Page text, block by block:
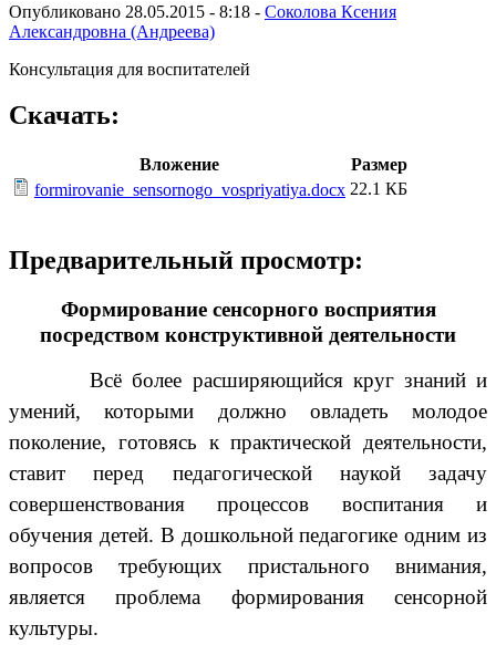
Опубликовано 28.05.2015 - 8:18 - Соколова Ксения
Александровна (Андреева)
Консультация для воспитателей
Скачать:
Вложение
Размер
formirovanie_sensornogo_vospriyatiya.docx 22.1 КБ
Предварительный просмотр:
Формирование сенсорного восприятия
посредством конструктивной деятельности
Всё более расширяющийся круг знаний и
умений, которыми должно овладеть молодое
поколение, готовясь к практической деятельности,
ставит перед педагогической наукой задачу
совершенствования процессов воспитания и
обучения детей. В дошкольной педагогике одним из
вопросов требующих пристального внимания,
является проблема формирования сенсорной
культуры.